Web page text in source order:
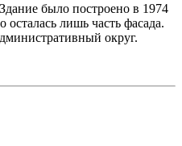
было построено в 1974
лишь часть фасада.
округ.